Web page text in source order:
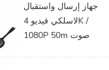
جهاز إرسال واستقبال
HDMI لاسلكي
جهاز إرسال واستقبال
لاسلكي فيديو 4K /
1080P 50m صوت